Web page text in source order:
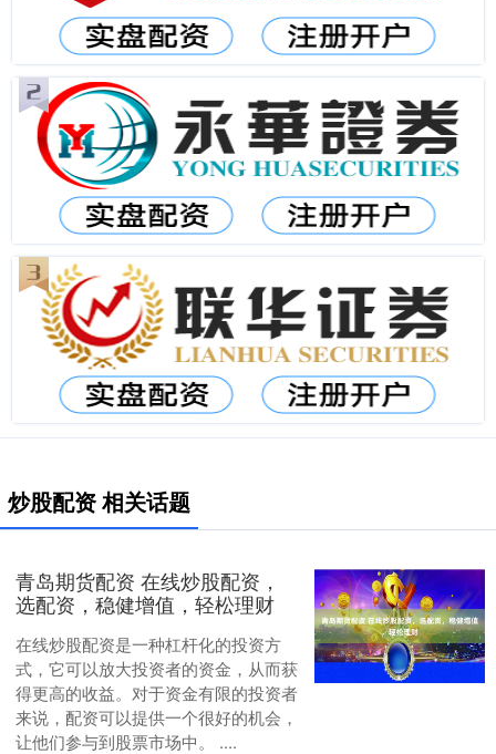
炒股配资 相关话题
青岛期货配资 在线炒股配资，
选配资，稳健增值，轻松理财
在线炒股配资是一种杠杆化的投资方
式，它可以放大投资者的资金，从而获
得更高的收益。对于资金有限的投资者
来说，配资可以提供一个很好的机会，
让他们参与到股票市场中。 ....